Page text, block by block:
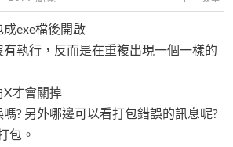
exe檔後開啟
執行，反而是在重複出現一個一樣的
X才會關掉
? 另外哪邊可以看打包錯誤的訊息呢?
包。